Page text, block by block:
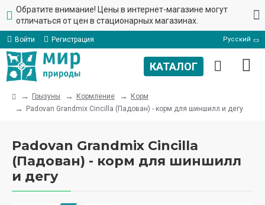
Обратите внимание! Цены в интернет-магазине могут
отличаться от цен в стационарных магазинах.
Войти Регистрация Русский
Грызуны Кормление
Корм
Padovan Grandmix Cincilla (Падован) - корм для шиншилл и дегу
Padovan Grandmix Cincilla
(Падован) - корм для шиншилл
и дегу